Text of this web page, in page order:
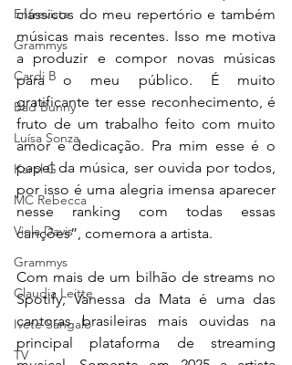
Entrevista
Grammys
Cardi B
Bad Bunny
Luísa Sonza
Karol G
MC Rebecca
Viola Davis
Grammys
Claudia Leitte
Ivete Sangalo
TV
clássicos do meu repertório e também
músicas mais recentes. Isso me motiva
a produzir e compor novas músicas
para o meu público. É muito
gratificante ter esse reconhecimento, é
fruto de um trabalho feito com muito
amor e dedicação. Pra mim esse é o
papel da música, ser ouvida por todos,
por isso é uma alegria imensa aparecer
nesse ranking com todas essas
canções”, comemora a artista.
Com mais de um bilhão de streams no
Spotify, Vanessa da Mata é uma das
cantoras brasileiras mais ouvidas na
principal plataforma de streaming